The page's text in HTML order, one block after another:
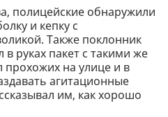
полицейские обнаружили
и кепку с
Также поклонник
в руках пакет с такими же
прохожих на улице и в
агитационные
им, как хорошо